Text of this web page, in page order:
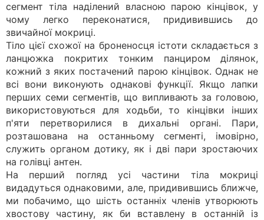
сегмент тіла наділений власною парою кінцівок, у
чому легко переконатися, придивившись до
звичайної мокриці.
Тіло цієї схожої на броненосця істоти складається з
ланцюжка покритих тонким панциром ділянок,
кожний з яких постачений парою кінцівок. Однак не
всі вони виконують однакові функції. Якщо лапки
перших семи сегментів, що випливають за головою,
використовуються для ходьби, то кінцівки інших
п'яти перетворилися в дихальні органі. Пари,
розташована на останньому сегменті, імовірно,
служить органом дотику, як і дві пари зростаючих
на голівці антен.
На перший погляд усі частини тіла мокриці
видадуться однаковими, але, придивившись ближче,
ми побачимо, що шість останніх членів утворюють
хвостову частину, як би вставлену в останній із